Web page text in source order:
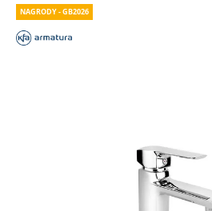
NAGRODY - GB2026